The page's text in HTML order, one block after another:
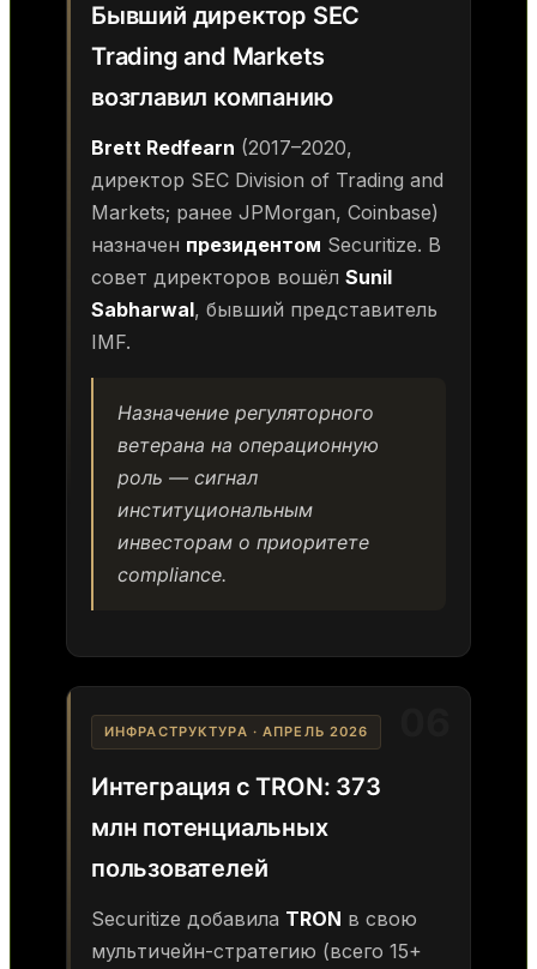
Бывший директор SEC
Trading and Markets
возглавил компанию
Brett Redfearn (2017–2020,
директор SEC Division of Trading and
Markets; ранее JPMorgan, Coinbase)
назначен президентом Securitize. В
совет директоров вошёл Sunil
Sabharwal, бывший представитель
IMF.
Назначение регуляторного
ветерана на операционную
роль — сигнал
институциональным
инвесторам о приоритете
compliance.
ИНФРАСТРУКТУРА · АПРЕЛЬ 2026
Интеграция с TRON: 373
млн потенциальных
пользователей
Securitize добавила TRON в свою
мультичейн-стратегию (всего 15+